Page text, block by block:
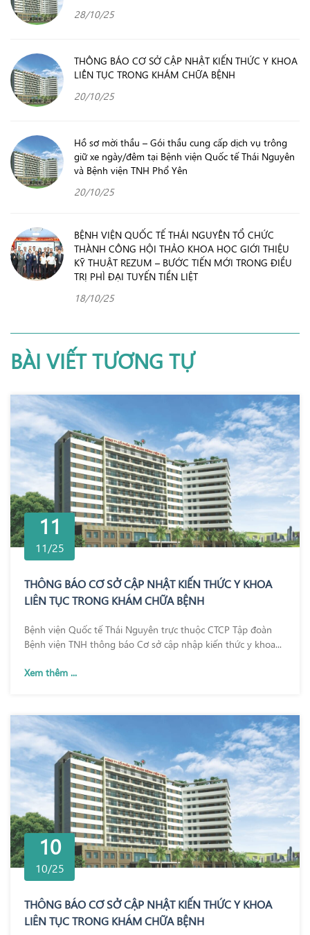
28/10/25
THÔNG BÁO CƠ SỞ CẬP NHẬT KIẾN THỨC Y KHOA
LIÊN TỤC TRONG KHÁM CHỮA BỆNH
20/10/25
Hồ sơ mời thầu – Gói thầu cung cấp dịch vụ trông
giữ xe ngày/đêm tại Bệnh viện Quốc tế Thái Nguyên
và Bệnh viện TNH Phổ Yên
20/10/25
BỆNH VIỆN QUỐC TẾ THÁI NGUYÊN TỔ CHỨC
THÀNH CÔNG HỘI THẢO KHOA HỌC GIỚI THIỆU
KỸ THUẬT REZUM – BƯỚC TIẾN MỚI TRONG ĐIỀU
TRỊ PHÌ ĐẠI TUYẾN TIỀN LIỆT
18/10/25
BÀI VIẾT TƯƠNG TỰ
11
11/25
THÔNG BÁO CƠ SỞ CẬP NHẬT KIẾN THỨC Y KHOA
LIÊN TỤC TRONG KHÁM CHỮA BỆNH
Bệnh viện Quốc tế Thái Nguyên trực thuộc CTCP Tập đoàn
Bệnh viện TNH thông báo Cơ sở cập nhập kiến thức y khoa...
Xem thêm ...
10
10/25
THÔNG BÁO CƠ SỞ CẬP NHẬT KIẾN THỨC Y KHOA
LIÊN TỤC TRONG KHÁM CHỮA BỆNH